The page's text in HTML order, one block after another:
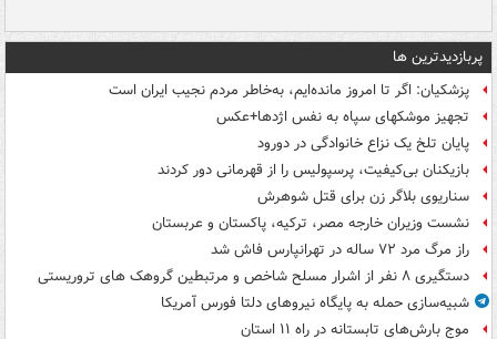
پربازدیدترین ها
پزشکیان: اگر تا امروز مانده‌ایم، به‌خاطر مردم نجیب ایران است
تجهیز موشکهای سپاه به نفس اژدها+عکس
پایان تلخ یک نزاع خانوادگی در دورود
بازیکنان بی‌کیفیت، پرسپولیس را از قهرمانی دور کردند
سناریوی بلاگر زن برای قتل شوهرش
نشست وزیران خارجه مصر، ترکیه، پاکستان و عربستان
راز مرگ مرد ۷۲ ساله در تهرانپارس فاش شد
دستگیری ۸ نفر از اشرار مسلح شاخص و مرتبطین گروهک های تروریستی
شبیه‌سازی حمله به پایگاه نیروهای دلتا فورس آمریکا
موج بارش‌های تابستانه در راه ۱۱ استان